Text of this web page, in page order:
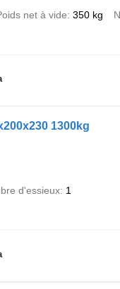
net à vide 350 kg
1300kg
d'essieux 1